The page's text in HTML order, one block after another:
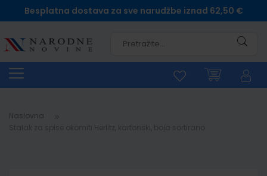
Besplatna dostava za sve narudžbe iznad 62,50 €
Naslovna